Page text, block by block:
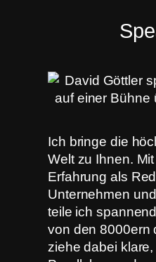
Ich bringe die
Welt zu Ihnen.
Erfahrung als
Unternehmen
teile ich
von den 8000ern
ziehe dabei